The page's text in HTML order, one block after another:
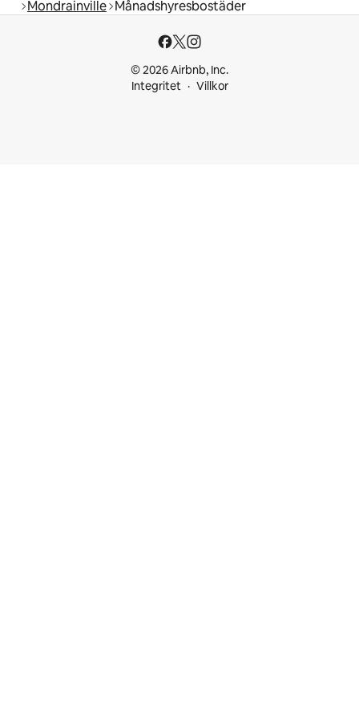
Mondrainville Månadshyresbostäder
© 2026 Airbnb, Inc.
Integritet
Villkor